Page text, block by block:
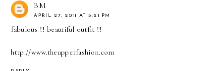
BM
APRIL 27, 2011 AT 5:21 PM
fabulous !! beautiful outfit !!
http://www.theupperfashion.com